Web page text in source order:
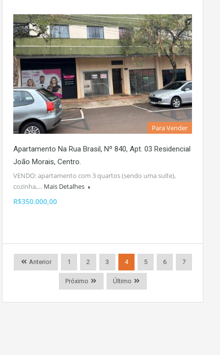
Para Vender
Apartamento Na Rua Brasil, Nº 840, Apt. 03 Residencial
João Morais, Centro.
VENDO: apartamento com 3 quartos (sendo uma suíte),
cozinha,… Mais Detalhes
R$350.000,00
Anterior 1 2 3 4 5 6 7
Próximo Último